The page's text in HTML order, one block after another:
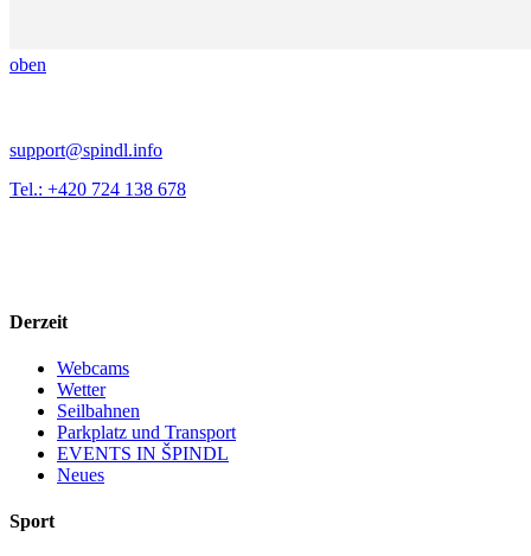
oben
support@spindl.info
Tel.: +420 724 138 678
Derzeit
Webcams
Wetter
Seilbahnen
Parkplatz und Transport
EVENTS IN ŠPINDL
Neues
Sport